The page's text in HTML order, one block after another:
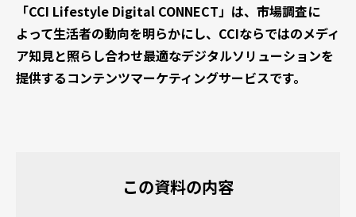
「CCI Lifestyle Digital CONNECT」は、市場調査に
よって生活者の動向を明らかにし、CCIならではのメディ
ア知見と照らし合わせ最適なデジタルソリューションを
提供するコンテンツマーケティングサービスです。
この資料の内容